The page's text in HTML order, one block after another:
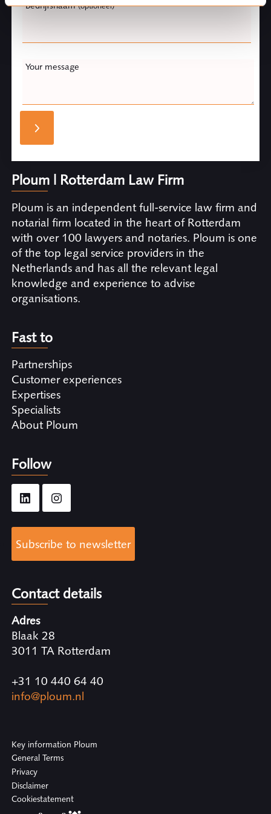
Bedrijfsnaam(optioneel)
Your message
Ploum | Rotterdam Law Firm
Ploum is an independent full-service law firm and
notarial firm located in the heart of Rotterdam
with over 100 lawyers and notaries. Ploum is one
of the top legal service providers in the
Netherlands and has all the relevant legal
knowledge and experience to advise
organisations.
Fast to
Partnerships
Customer experiences
Expertises
Specialists
About Ploum
Follow
Subscribe to newsletter
Contact details
Adres
Blaak 28
3011 TA Rotterdam
+31 10 440 64 40
info@ploum.nl
Key information Ploum
General Terms
Privacy
Disclaimer
Cookiestatement